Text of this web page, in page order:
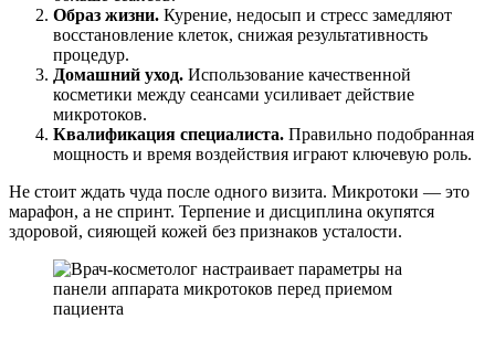
Образ жизни. Курение, недосып и стресс замедляют
восстановление клеток, снижая результативность
процедур.
Домашний уход. Использование качественной
косметики между сеансами усиливает действие
микротоков.
Квалификация специалиста. Правильно подобранная
мощность и время воздействия играют ключевую роль.
Не стоит ждать чуда после одного визита. Микротоки — это
марафон, а не спринт. Терпение и дисциплина окупятся
здоровой, сияющей кожей без признаков усталости.